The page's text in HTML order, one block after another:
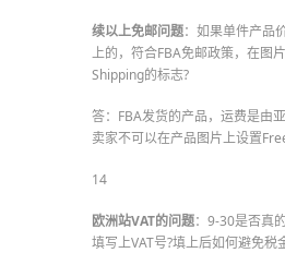
续以上免邮问题：如果单件产品
上的，符合FBA免邮政策，在图
Shipping的标志?
答：FBA发货的产品，运费是由
卖家不可以在产品图片上设置
14
欧洲站VAT的问题：9-30是否真
填写上VAT号?填上后如何避免税